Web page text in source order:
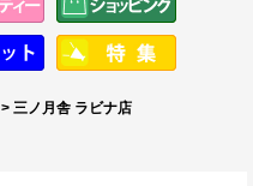
> 三ノ月舎 ラビナ店